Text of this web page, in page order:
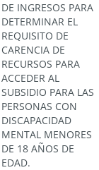
DE INGRESOS PARA
DETERMINAR EL
REQUISITO DE
CARENCIA DE
RECURSOS PARA
ACCEDER AL
SUBSIDIO PARA LAS
PERSONAS CON
DISCAPACIDAD
MENTAL MENORES
DE 18 AÑOS DE
EDAD.